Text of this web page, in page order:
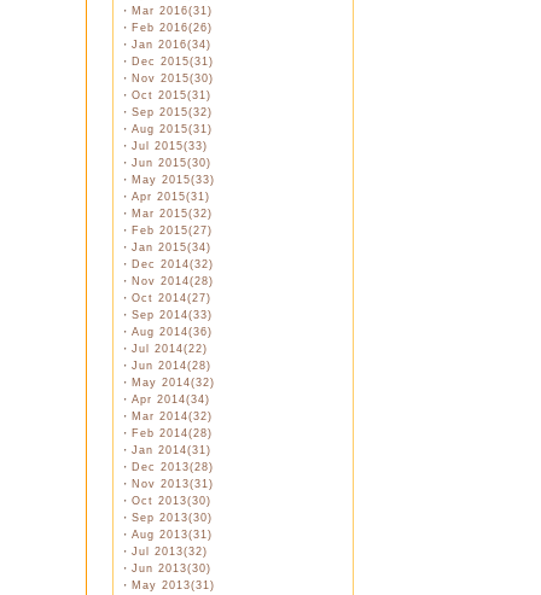
・ Mar 2016(31)
・ Feb 2016(26)
・ Jan 2016(34)
・ Dec 2015(31)
・ Nov 2015(30)
・ Oct 2015(31)
・ Sep 2015(32)
・ Aug 2015(31)
・ Jul 2015(33)
・ Jun 2015(30)
・ May 2015(33)
・ Apr 2015(31)
・ Mar 2015(32)
・ Feb 2015(27)
・ Jan 2015(34)
・ Dec 2014(32)
・ Nov 2014(28)
・ Oct 2014(27)
・ Sep 2014(33)
・ Aug 2014(36)
・ Jul 2014(22)
・ Jun 2014(28)
・ May 2014(32)
・ Apr 2014(34)
・ Mar 2014(32)
・ Feb 2014(28)
・ Jan 2014(31)
・ Dec 2013(28)
・ Nov 2013(31)
・ Oct 2013(30)
・ Sep 2013(30)
・ Aug 2013(31)
・ Jul 2013(32)
・ Jun 2013(30)
・ May 2013(31)